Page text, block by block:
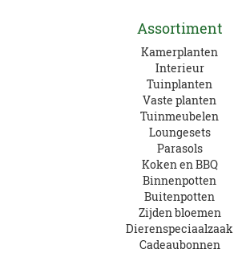
Assortiment
Kamerplanten
Interieur
Tuinplanten
Vaste planten
Tuinmeubelen
Loungesets
Parasols
Koken en BBQ
Binnenpotten
Buitenpotten
Zijden bloemen
Dierenspeciaalzaak
Cadeaubonnen